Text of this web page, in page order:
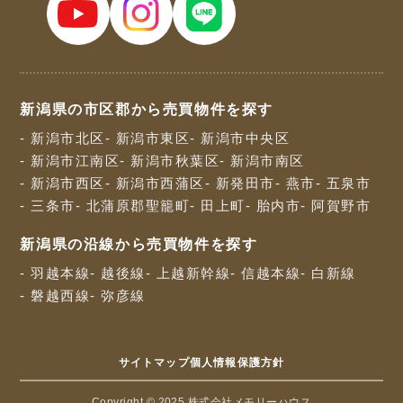
新潟県の市区郡から売買物件を探す
- 新潟市北区 - 新潟市東区- 新潟市中央区
- 新潟市江南区- 新潟市秋葉区- 新潟市南区
- 新潟市西区 - 新潟市西蒲区 - 新発田市- 燕市- 五泉市
- 三条市- 北蒲原郡聖籠町- 田上町- 胎内市- 阿賀野市
新潟県の沿線から売買物件を探す
- 羽越本線- 越後線- 上越新幹線- 信越本線- 白新線
- 磐越西線- 弥彦線
サイトマップ個人情報保護方針